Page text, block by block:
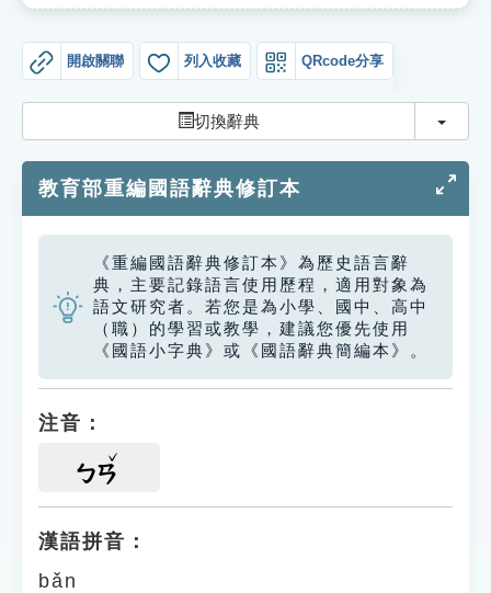
遊戲專區
教學應用
貓頭鷹博士
開啟關聯 列入收藏 QRcode分享
切換辭典 切換
教育部重編國語辭典修訂本
《重編國語辭典修訂本》為歷史語言辭
典，主要記錄語言使用歷程，適用對象為
語文研究者。若您是為小學、國中、高中
（職）的學習或教學，建議您優先使用
《國語小字典》或《國語辭典簡編本》。
注音：
ㄅㄢ
漢語拼音：
bǎn